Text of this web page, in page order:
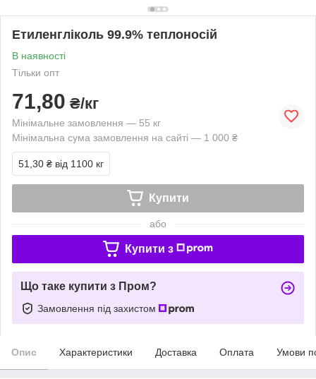
Етиленгліколь 99.9% теплоносій
В наявності
Тільки опт
71,80 ₴/кг
Мінімальне замовлення — 55 кг
Мінімальна сума замовлення на сайті — 1 000 ₴
51,30 ₴ від 1100 кг
Купити
або
Купити з
Що таке купити з Пром?
Замовлення під захистом
Опис Характеристики Доставка Оплата Умови